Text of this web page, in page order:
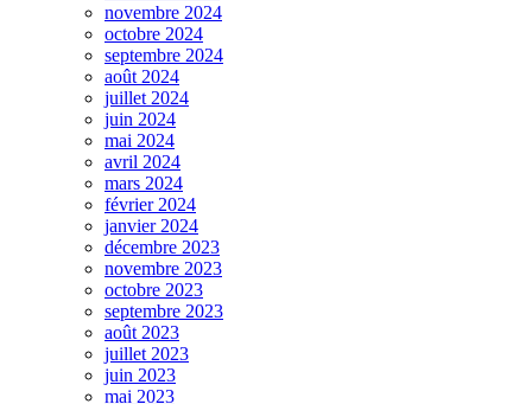
novembre 2024
octobre 2024
septembre 2024
août 2024
juillet 2024
juin 2024
mai 2024
avril 2024
mars 2024
février 2024
janvier 2024
décembre 2023
novembre 2023
octobre 2023
septembre 2023
août 2023
juillet 2023
juin 2023
mai 2023